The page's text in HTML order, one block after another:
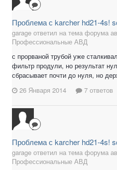
Проблема с karcher hd21-4s!
garage ответил на тема форума
Профессиональные АВД
с прорваной трубой уже
фильтр продули, но результат
сбрасывает почти до нуля, но
26 Января 2014
7 ответов
Проблема с karcher hd21-4s!
garage ответил на тема форума
Профессиональные АВД